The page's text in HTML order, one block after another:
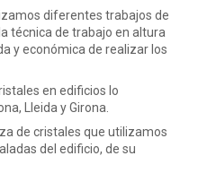
diferentes trabajos de
técnica de trabajo en altura
y económica de realizar los
en edificios lo
Lleida y Girona.
de cristales que utilizamos
del edificio, de su